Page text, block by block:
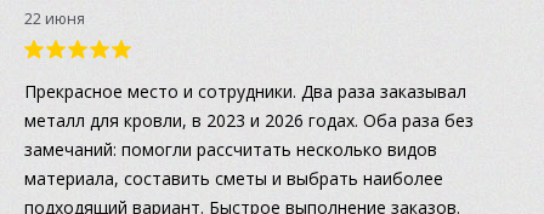
22 июня
Прекрасное место и сотрудники. Два раза заказывал
металл для кровли, в 2023 и 2026 годах. Оба раза без
замечаний: помогли рассчитать несколько видов
материала, составить сметы и выбрать наиболее
подходящий вариант. Быстрое выполнение заказов.